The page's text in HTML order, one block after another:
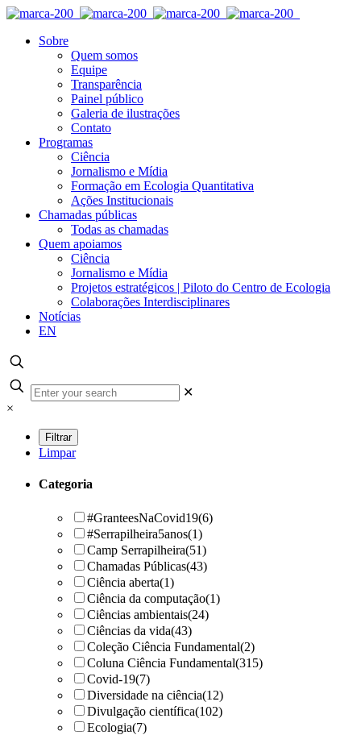
Sobre
Quem somos
Equipe
Transparência
Painel público
Galeria de ilustrações
Contato
Programas
Ciência
Jornalismo e Mídia
Formação em Ecologia Quantitativa
Ações Institucionais
Chamadas públicas
Todas as chamadas
Quem apoiamos
Ciência
Jornalismo e Mídia
Projetos estratégicos | Piloto do Centro de Ecologia
Colaborações Interdisciplinares
Notícias
EN
✕
×
Limpar
Categoria
#GranteesNaCovid19(6)
#Serrapilheira5anos(1)
Camp Serrapilheira(51)
Chamadas Públicas(43)
Ciência aberta(1)
Ciência da computação(1)
Ciências ambientais(24)
Ciências da vida(43)
Coleção Ciência Fundamental(2)
Coluna Ciência Fundamental(315)
Covid-19(7)
Diversidade na ciência(12)
Divulgação científica(102)
Ecologia(7)